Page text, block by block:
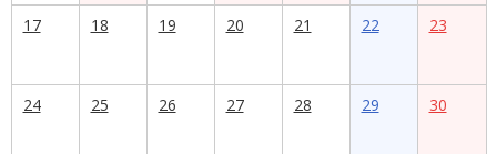
17
18 19 20 21 22 23
24 25 26 27 28 29 30